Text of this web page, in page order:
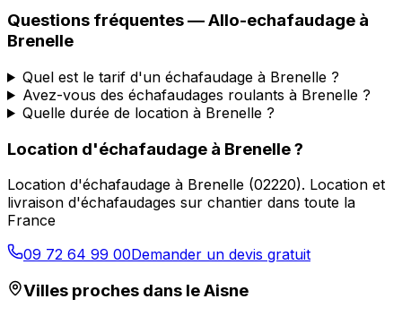
Questions fréquentes —Allo-echafaudage à
Brenelle
Quel est le tarif d'un échafaudage à Brenelle ?
Avez-vous des échafaudages roulants à Brenelle ?
Quelle durée de location à Brenelle ?
Location d'échafaudage à Brenelle?
Location d'échafaudage à Brenelle (02220). Location et
livraison d'échafaudages sur chantier dans toute la
France
09 72 64 99 00Demander un devis gratuit
Villes proches dans leAisne